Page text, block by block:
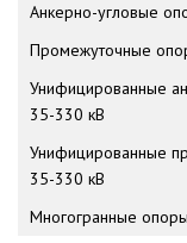
Анкерно-угловые
Промежуточные
Унифицированные
35-330 кВ
Унифицированные
35-330 кВ
Многогранные